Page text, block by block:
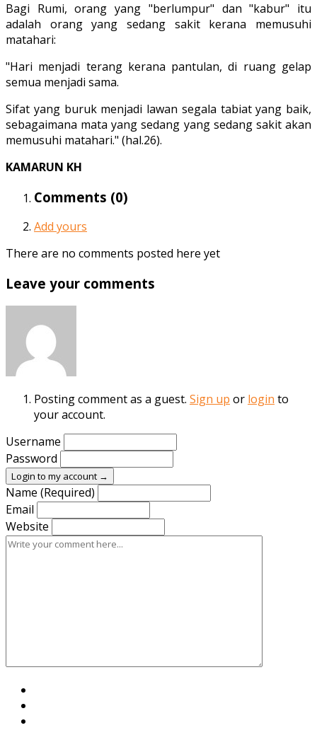
Bagi Rumi, orang yang "berlumpur" dan "kabur" itu
adalah orang yang sedang sakit kerana memusuhi
matahari:
"Hari menjadi terang kerana pantulan, di ruang gelap
semua menjadi sama.
Sifat yang buruk menjadi lawan segala tabiat yang baik,
sebagaimana mata yang sedang yang sedang sakit akan
memusuhi matahari." (hal.26).
KAMARUN KH
Comments (0)
Add yours
There are no comments posted here yet
Leave your comments
Posting comment as a guest. Sign up or login to
your account.
Username
Password
Login to my account →
Name (Required)
Email
Website